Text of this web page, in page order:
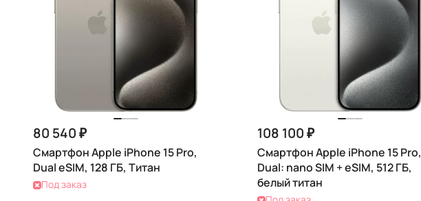
80 540 ₽
Смартфон Apple iPhone 15 Pro,
Dual eSIM, 128 ГБ, Титан
Под заказ
108 100 ₽
Смартфон Apple iPhone 15 Pro,
Dual: nano SIM + eSIM, 512 ГБ,
белый титан